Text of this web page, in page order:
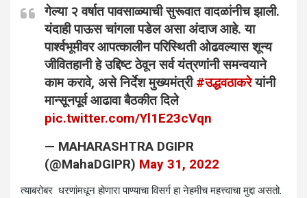
गेल्या २ वर्षात पावसाळ्याची सुरूवात वादळांनीच झाली.
यंदाही पाऊस चांगला पडेल असा अंदाज आहे. या
पार्श्वभूमीवर आपत्कालीन परिस्थिती ओढवल्यास शून्य
जीवितहानी हे उद्दिष्ट ठेवून सर्व यंत्रणांनी समन्वयाने
काम करावे, असे निर्देश मुख्यमंत्री#उद्धवठाकरेयांनी
मान्सूनपूर्व आढावा बैठकीत दिले
pic.twitter.com/Yl1E23cVqn
— MAHARASHTRA DGIPR
(@MahaDGIPR) May 31, 2022
त्याबरोबर धरणांमधून होणारा पाण्याचा विसर्ग हा नेहमीच महत्त्वाचा मुद्दा असतो.